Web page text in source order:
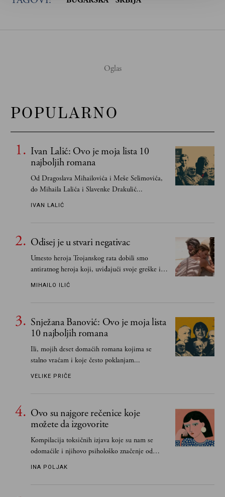
POPULARNO
Ivan Lalić: Ovo je moja lista 10
najboljih romana
Od Dragoslava Mihailovića i Meše Selimovića,
do Mihaila Lalića i Slavenke Drakulić...
IVAN LALIĆ
Odisej je u stvari negativac
Umesto heroja Trojanskog rata dobili smo
antiratnog heroja koji, uviđajući svoje greške i
učeći na njima, shvata da postoje stvari koje su
MIHAILO ILIĆ
Snježana Banović: Ovo je moja lista
10 najboljih romana
Ili, mojih deset domaćih romana kojima se
stalno vraćam i koje često poklanjam...
VELIKE PRIČE
Ovo su najgore rečenice koje
možete da izgovorite
Kompilacija toksičnih izjava koje su nam se
odomaćile i njihovo psihološko značenje od
INA POLJAK